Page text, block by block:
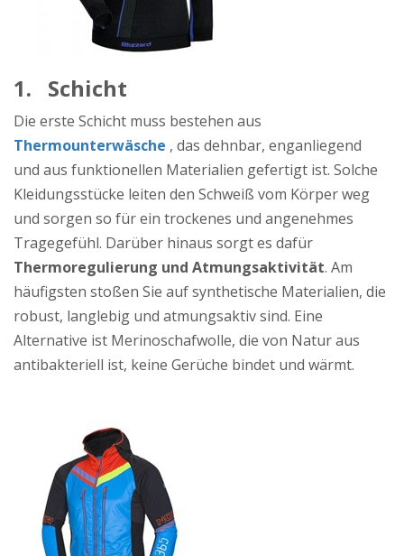
1. Schicht
Die erste Schicht muss bestehen aus
Thermounterwäsche , das dehnbar, enganliegend
und aus funktionellen Materialien gefertigt ist. Solche
Kleidungsstücke leiten den Schweiß vom Körper weg
und sorgen so für ein trockenes und angenehmes
Tragegefühl. Darüber hinaus sorgt es dafür
Thermoregulierung und Atmungsaktivität. Am
häufigsten stoßen Sie auf synthetische Materialien, die
robust, langlebig und atmungsaktiv sind. Eine
Alternative ist Merinoschafwolle, die von Natur aus
antibakteriell ist, keine Gerüche bindet und wärmt.